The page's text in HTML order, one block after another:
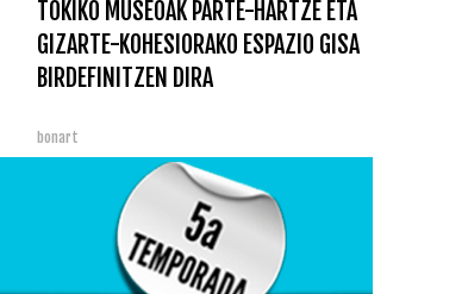
TOKIKO MUSEOAK PARTE-HARTZE ETA
GIZARTE-KOHESIORAKO ESPAZIO GISA
BIRDEFINITZEN DIRA
bonart